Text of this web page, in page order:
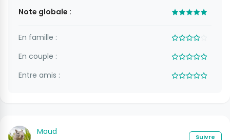
Note globale :
En famille :
En couple :
Entre amis :
Maud
Suivre